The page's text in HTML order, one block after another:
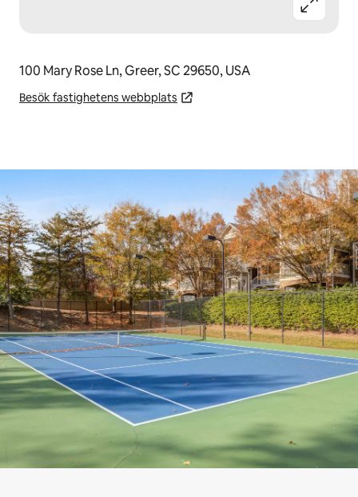
100 Mary Rose Ln, Greer, SC 29650, USA
Besök fastighetens webbplats